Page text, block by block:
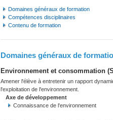
Domaines généraux de formation
Compétences disciplinaires
Contenu de formation
Domaines généraux de
Environnement et consommation
Amener l'élève à entretenir un rapport
l'exploitation de l'environnement.
Axe de développement
Connaissance de l'environnement